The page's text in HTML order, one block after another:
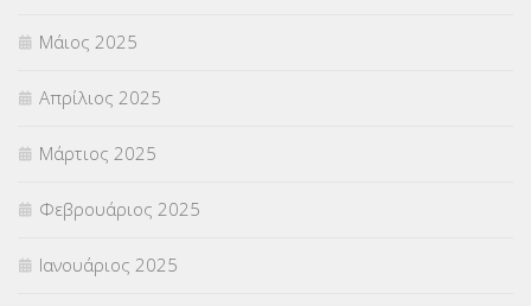
Μάιος 2025
Απρίλιος 2025
Μάρτιος 2025
Φεβρουάριος 2025
Ιανουάριος 2025